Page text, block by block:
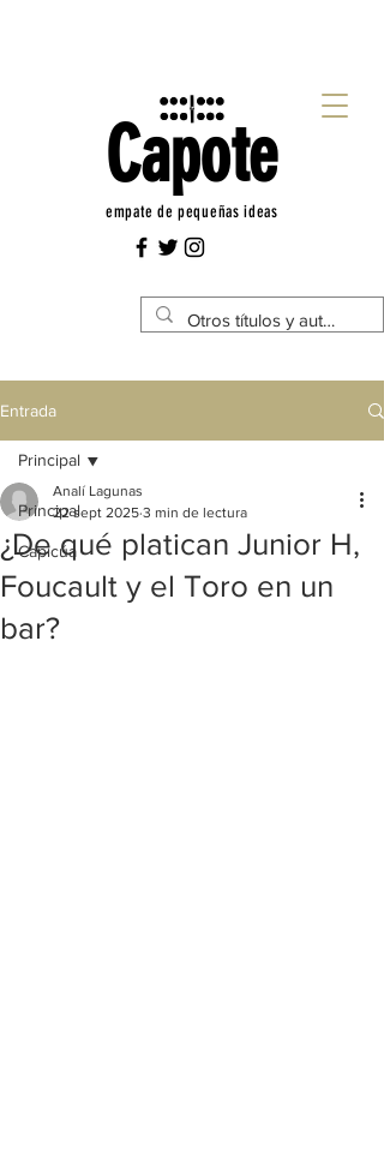
Capote
empate de pequeñas ideas
Entrada
Principal
Capicúa
Principal
¿De qué platican Junior H,
Foucault y el Toro en un
bar?
Analí Lagunas
22 sept 2025 3 min de lectura